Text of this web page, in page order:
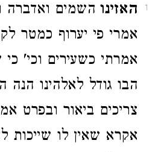
1 האזינו השמים
אמרי פי יערוף כמטר
אמרתי כשעירים וכי'
הבו גודל לאלהינו הנה
צריכים ביאור ובפרט
אקרא שאין לו שייכות